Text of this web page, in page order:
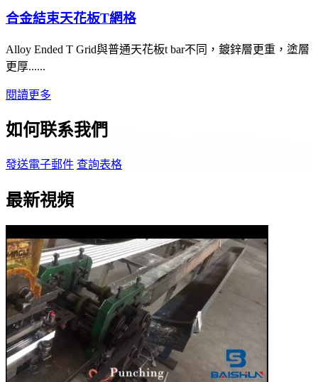
合金結束天花板T網格
Alloy Ended T Grid與普通天花板t bar不同，鍍鋅層更重，塗層
更厚......
閱讀更多
如何联系我們
發送電子郵件 查詢表格
最新視頻